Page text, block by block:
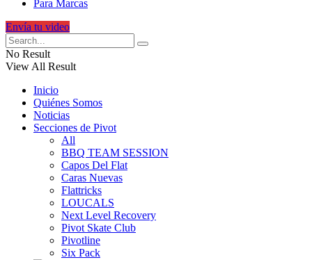
Para Marcas
Envía tu video
No Result
View All Result
Inicio
Quiénes Somos
Noticias
Secciones de Pivot
All
BBQ TEAM SESSION
Capos Del Flat
Caras Nuevas
Flattricks
LOUCALS
Next Level Recovery
Pivot Skate Club
Pivotline
Six Pack